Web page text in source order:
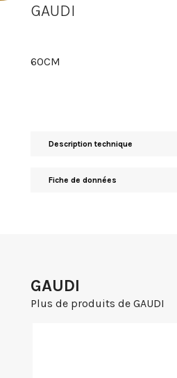
GAUDI
60CM
Description technique
Fiche de données
GAUDI
Plus de produits de GAUDI